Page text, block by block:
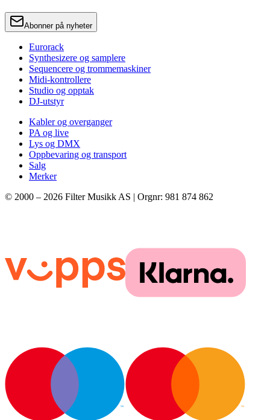
Abonner på nyheter
Eurorack
Synthesizere og samplere
Sequencere og trommemaskiner
Midi-kontrollere
Studio og opptak
DJ-utstyr
Kabler og overganger
PA og live
Lys og DMX
Oppbevaring og transport
Salg
Merker
© 2000 – 2026 Filter Musikk AS | Orgnr: 981 874 862